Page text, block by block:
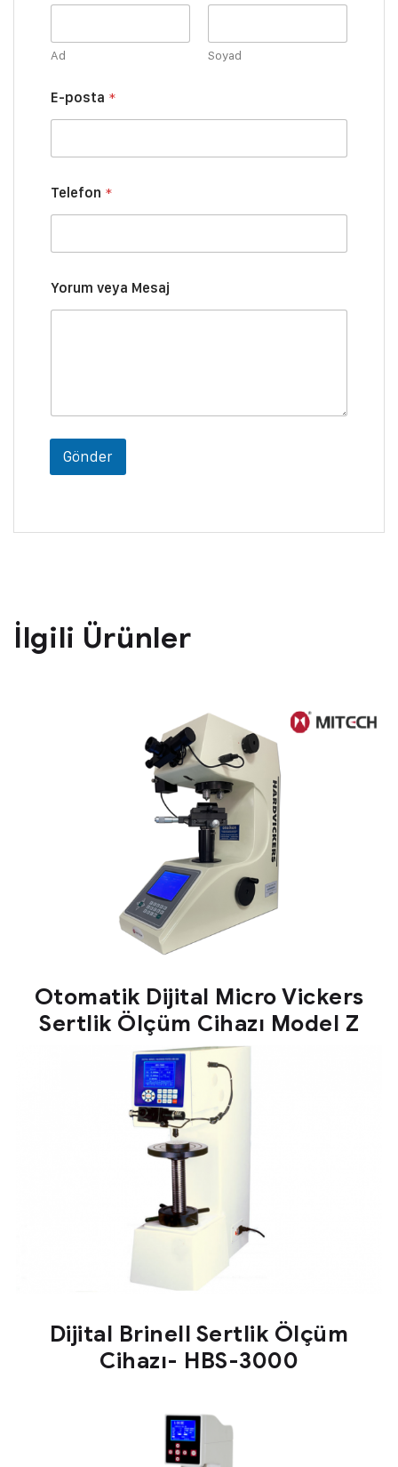
Ad Soyad
E-posta *
o
r
m
o
y
a
a
Telefon *
Yorum veya Mesaj
Gönder
İlgili Ürünler
Otomatik Dijital Micro Vickers
Sertlik Ölçüm Cihazı Model Z
Dijital Brinell Sertlik Ölçüm
Cihazı- HBS-3000